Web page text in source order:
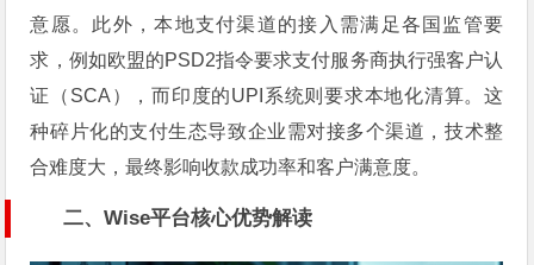
意愿。此外，本地支付渠道的接入需满足各国监管要
求，例如欧盟的PSD2指令要求支付服务商执行强客户认
证（SCA），而印度的UPI系统则要求本地化清算。这
种碎片化的支付生态导致企业需对接多个渠道，技术整
合难度大，最终影响收款成功率和客户满意度。
二、Wise平台核心优势解读